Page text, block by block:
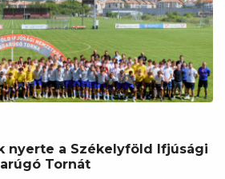
nyerte a Székelyföld Ifjúsági
Tornát